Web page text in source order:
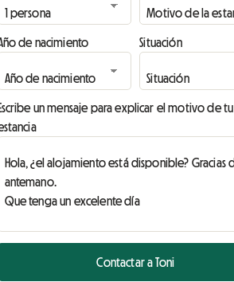
de nacimiento Situación
Escribe un mensaje para explicar el motivo de tu
Contactar a Toni